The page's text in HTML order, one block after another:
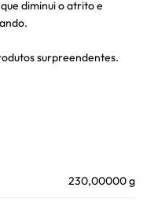
diminui o atrito e
surpreendentes.
230,00000 g